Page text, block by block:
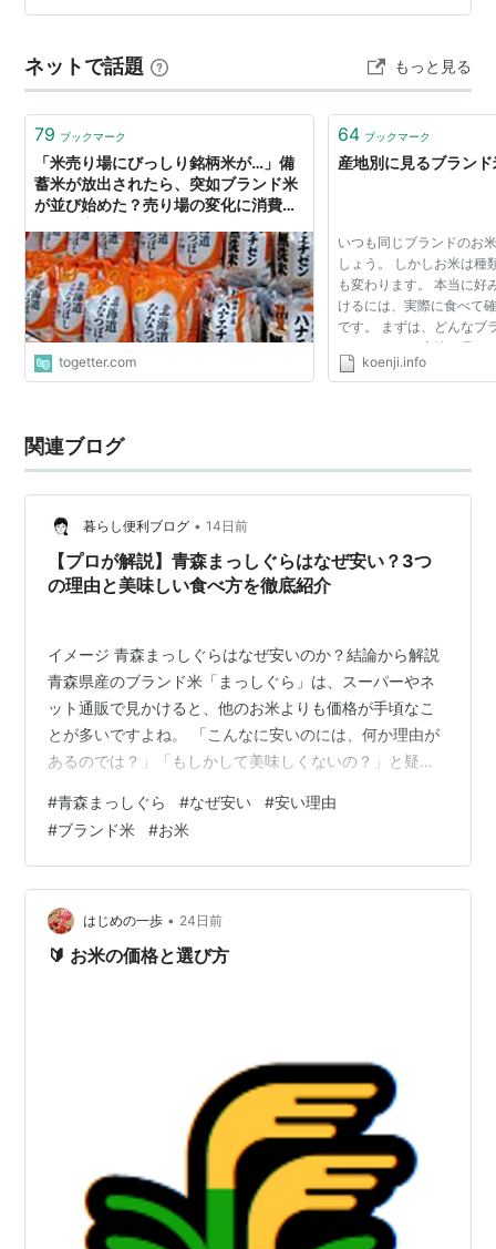
ニズムを踏まえながら、今後の米価下落の見通しを淡々
✨「令和の米騒動」と初期対応の不発 🏢入札放出の失敗
と価格…
ネットで話題 もっと見る
79 ブックマーク
「米売り場にびっしり銘柄米が…」備
蓄米が放出されたら、突如ブランド米
が並び始めた？売り場の変化に消費者
だろ」
togetter.com
64 ブックマーク
産地別に見るブラン
いつも同じブランドのお
しょう。 しかしお米は種
も変わります。 本当に好
けるには、実際に食べて
です。 まずは、どんなブ
べましょう。 産地や品
りや甘み、香りにははっ
koenji.info
関連ブログ
暮らし便利ブログ • 14日前
【プロが解説】青森まっしぐらはなぜ安い？3つ
の理由と美味しい食べ方を徹底紹介
イメージ 青森まっしぐらはなぜ安いのか？結論から解説
青森県産のブランド米「まっしぐら」は、スーパーやネ
ット通販で見かけると、他のお米よりも価格が手頃なこ
とが多いですよね。 「こんなに安いのには、何か理由が
あるのでは？」「もしかして美味しくないの？」と疑問
えすると、青森まっしぐらが安い理由は「品質が低いか
ら」ではありません。青森県内での大規模な生産体制に
よるコスト削減や、外食産業向けの業務用需要が高く大
量に流通していること、そして他の高級ブランド米と比
べて全国的な知名度がまだ上がりきっていないことが主
な理由となっています。 まっしぐらは、あっ…
#青森まっしぐら #なぜ安い #安い理由
#ブランド米 #お米
はじめの一歩 • 24日前
🔰 お米の価格と選び方